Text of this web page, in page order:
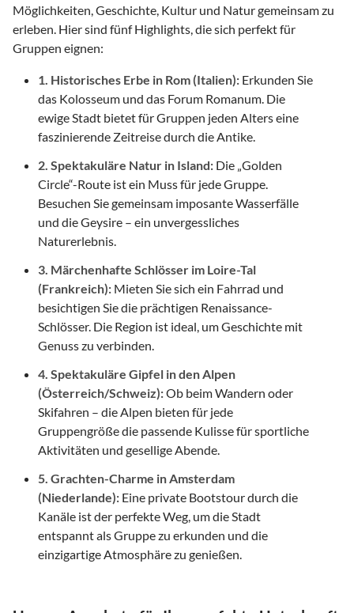
Möglichkeiten, Geschichte, Kultur und Natur gemeinsam zu
erleben. Hier sind fünf Highlights, die sich perfekt für
Gruppen eignen:
1. Historisches Erbe in Rom (Italien): Erkunden Sie
das Kolosseum und das Forum Romanum. Die
ewige Stadt bietet für Gruppen jeden Alters eine
faszinierende Zeitreise durch die Antike.
2. Spektakuläre Natur in Island: Die „Golden
Circle“-Route ist ein Muss für jede Gruppe.
Besuchen Sie gemeinsam imposante Wasserfälle
und die Geysire – ein unvergessliches
Naturerlebnis.
3. Märchenhafte Schlösser im Loire-Tal
(Frankreich): Mieten Sie sich ein Fahrrad und
besichtigen Sie die prächtigen Renaissance-
Schlösser. Die Region ist ideal, um Geschichte mit
Genuss zu verbinden.
4. Spektakuläre Gipfel in den Alpen
(Österreich/Schweiz):Ob beim Wandern oder
Skifahren – die Alpen bieten für jede
Gruppengröße die passende Kulisse für sportliche
Aktivitäten und gesellige Abende.
5. Grachten-Charme in Amsterdam
(Niederlande): Eine private Bootstour durch die
Kanäle ist der perfekte Weg, um die Stadt
entspannt als Gruppe zu erkunden und die
einzigartige Atmosphäre zu genießen.